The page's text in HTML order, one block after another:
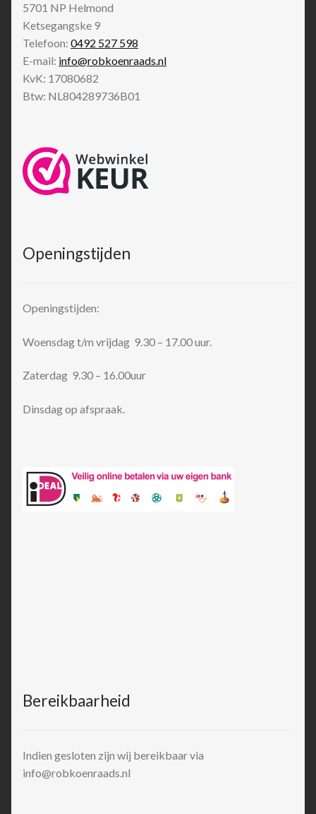
5701 NP Helmond
Ketsegangske 9
Telefoon: 0492 527 598
E-mail: info@robkoenraads.nl
KvK: 17080682
Btw: NL804289736B01
Openingstijden
Openingstijden:
Woensdag t/m vrijdag 9.30 – 17.00 uur.
Zaterdag 9.30 – 16.00uur
Dinsdag op afspraak.
Bereikbaarheid
Indien gesloten zijn wij bereikbaar via
info@robkoenraads.nl